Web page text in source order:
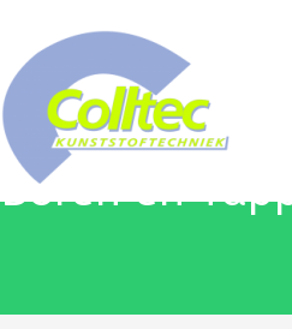
Boren en